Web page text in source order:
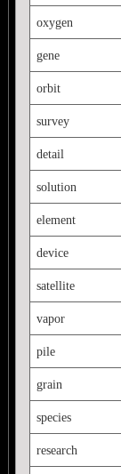
oxygen
gene
orbit
survey
detail
solution
element
device
satellite
vapor
pile
grain
species
research